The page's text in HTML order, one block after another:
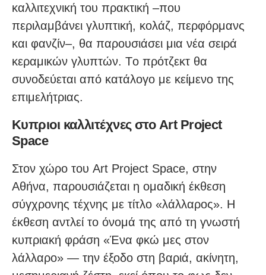
καλλιτεχνική του πρακτική –που
περιλαμβάνει γλυπτική, κολάζ, περφόρμανς
και φανζίν–, θα παρουσιάσει μια νέα σειρά
κεραμικών γλυπτών. Tο πρότζεκτ θα
συνοδεύεται από κατάλογο με κείμενο της
επιμελήτριας.
Κυπριοι καλλιτέχνες στο Art Project
Space
Στον χώρο του Art Project Space, στην
Αθήνα, παρουσιάζεται η ομαδική έκθεση
σύγχρονης τέχνης με τίτλο «λάλλαρος». Η
έκθεση αντλεί το όνομά της από τη γνωστή
κυπριακή φράση «Ένα φκώ μες στον
λάλλαρο» — την έξοδο στη βαριά, ακίνητη,